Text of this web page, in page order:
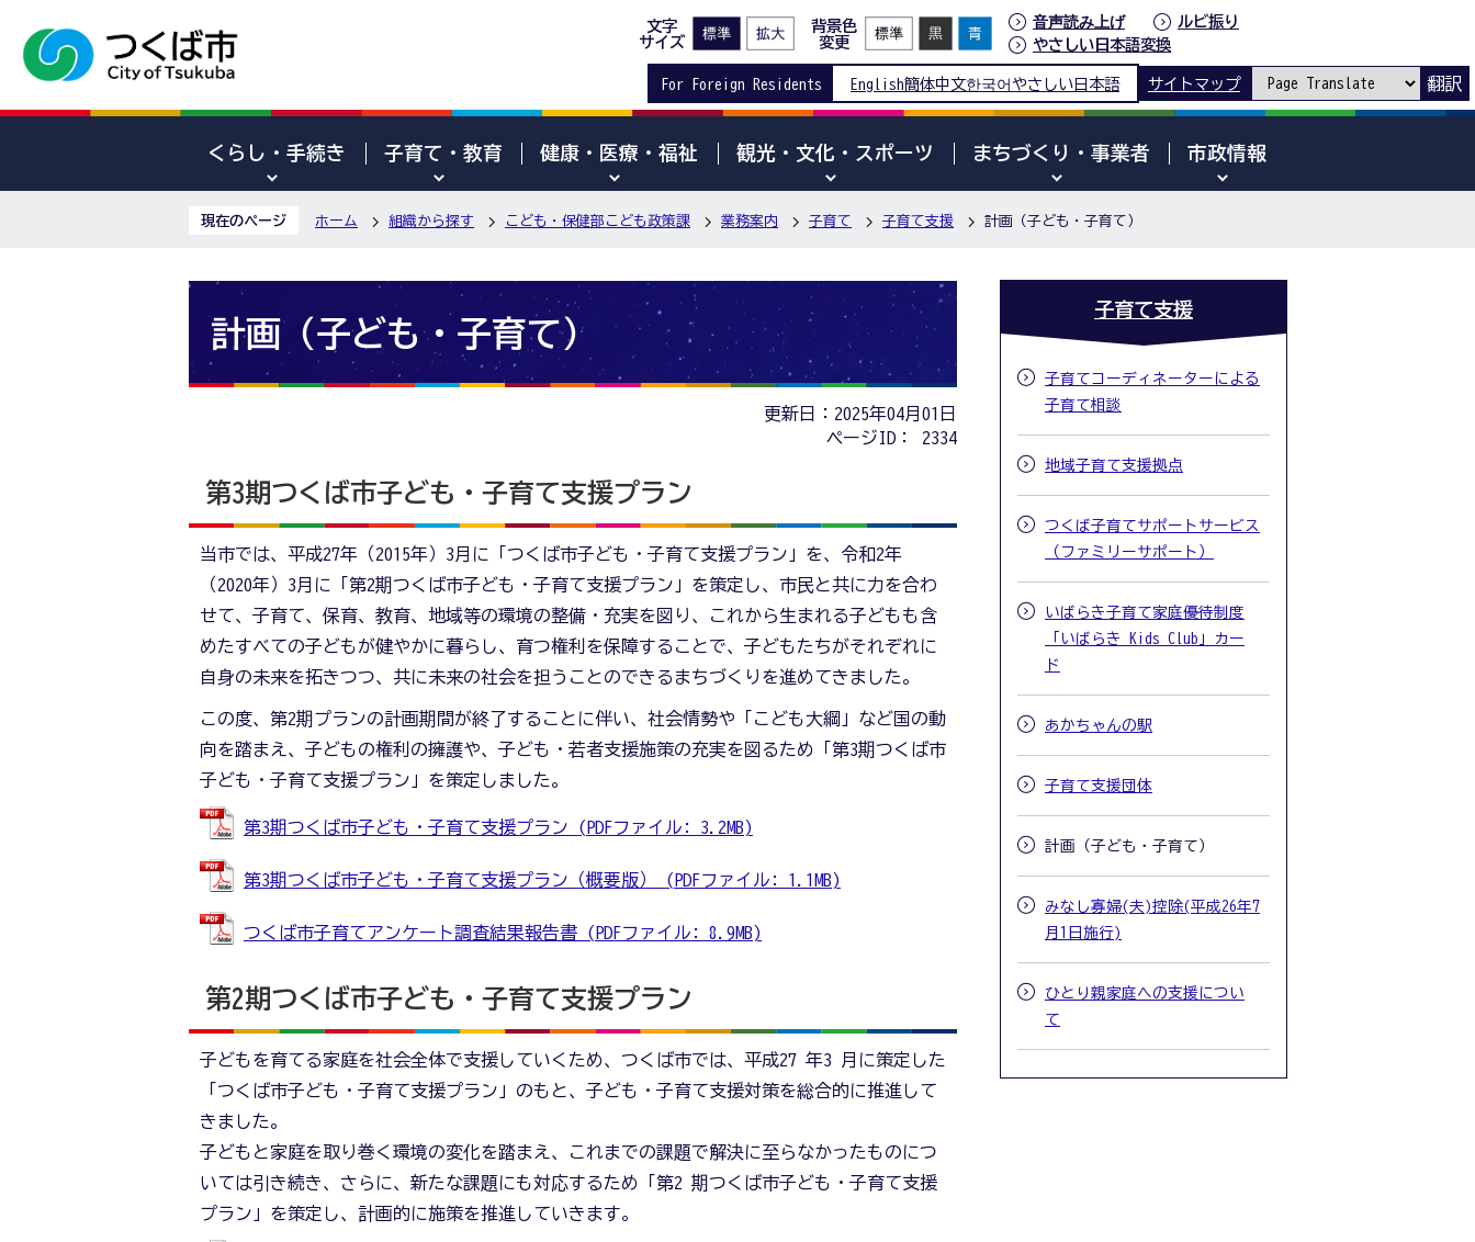
文字
サイズ
背景色
変更
音声読み上げ
ルビ振り
やさしい日本語変換
For Foreign Residents English簡体中文한국어 やさしい日本語 サイトマップ 翻訳
くらし・手続き 子育て・教育 健康・医療・福祉 観光・文化・スポーツ まちづくり・事業者 市政情報
現在のページ ホーム 組織から探す こども・保健部こども政策課 業務案内 子育て 子育て支援 計画（子ども・子育て）
計画（子ども・子育て）
更新日：2025年04月01日
ページID：
2334
第3期つくば市子ども・子育て支援プラン
当市では、平成27年（2015年）3月に「つくば市子ども・子育て支援プラン」を、令和2年
（2020年）3月に「第2期つくば市子ども・子育て支援プラン」を策定し、市民と共に力を合わ
せて、子育て、保育、教育、地域等の環境の整備・充実を図り、これから生まれる子どもも含
めたすべての子どもが健やかに暮らし、育つ権利を保障することで、子どもたちがそれぞれに
自身の未来を拓きつつ、共に未来の社会を担うことのできるまちづくりを進めてきました。
この度、第2期プランの計画期間が終了することに伴い、社会情勢や「こども大綱」など国の動
向を踏まえ、子どもの権利の擁護や、子ども・若者支援施策の充実を図るため「第3期つくば市
子ども・子育て支援プラン」を策定しました。
第3期つくば市子ども・子育て支援プラン (PDFファイル: 3.2MB)
第3期つくば市子ども・子育て支援プラン（概要版） (PDFファイル: 1.1MB)
つくば市子育てアンケート調査結果報告書 (PDFファイル: 8.9MB)
第2期つくば市子ども・子育て支援プラン
子どもを育てる家庭を社会全体で支援していくため、つくば市では、平成27 年3 月に策定した
「つくば市子ども・子育て支援プラン」のもと、子ども・子育て支援対策を総合的に推進して
きました。
子どもと家庭を取り巻く環境の変化を踏まえ、これまでの課題で解決に至らなかったものにつ
いては引き続き、さらに、新たな課題にも対応するため「第2 期つくば市子ども・子育て支援
プラン」を策定し、計画的に施策を推進していきます。
子育て支援
子育てコーディネーターによる
子育て相談
地域子育て支援拠点
つくば子育てサポートサービス
（ファミリーサポート）
いばらき子育て家庭優待制度
「いばらき Kids Club」カー
ド
あかちゃんの駅
子育て支援団体
計画（子ども・子育て）
みなし寡婦(夫)控除(平成26年7
月1日施行)
ひとり親家庭への支援につい
て